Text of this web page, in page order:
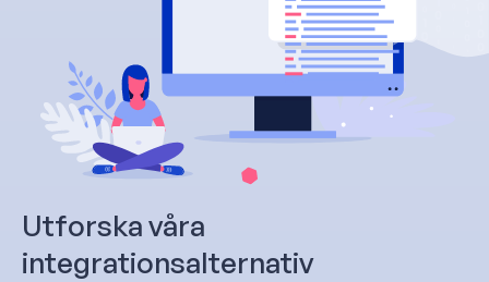
Utforska våra
integrationsalternativ